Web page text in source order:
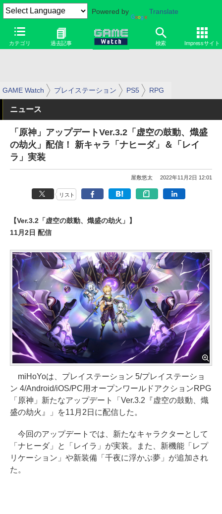
Powered by Translate
カテゴリ 過去記事 検索 Impressサイト
GAME Watch プレイステーション PS5 RPG
ニュース
「原神」アップデートVer.3.2「虚空の鼓動、熾盛
の劫火」配信！ 新キャラ「ナヒーダ」＆「レイ
ラ」実装
屋敷悠太 2022年11月2日 12:01
リスト
【Ver.3.2「虚空の鼓動、熾盛の劫火」】
11月2日 配信
miHoYoは、プレイステーション 5/プレイステーショ
ン 4/Android/iOS/PC用オープンワールドアクションRPG
「原神」新たなアップデート「Ver.3.2『虚空の鼓動、熾
盛の劫火』」を11月2日に配信した。
今回のアップデートでは、新たなキャラクターとして
「ナヒーダ」と「レイラ」が実装。また、新機能「レプ
リケーション」や新装備「千夜に浮かぶ夢」が追加され
た。